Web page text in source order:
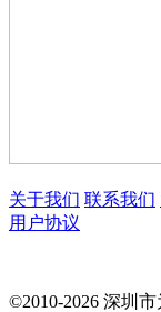
关于我们 联系我们
用户协议
©2010-2026 深圳